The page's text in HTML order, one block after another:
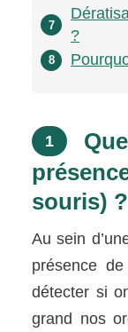
7
?
8
1
souris) ?
Au sein
présence
détecter si
grand nos